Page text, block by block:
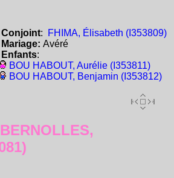
Conjoint:
FHIMA, Élisabeth (I353809)
Avéré
Enfants:
BOU HABOUT, Aurélie (I353811)
BOU HABOUT, Benjamin (I353812)